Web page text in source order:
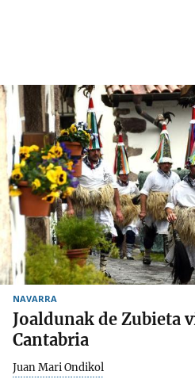
NAVARRA
Joaldunak de Zubieta
Cantabria
Juan Mari Ondikol